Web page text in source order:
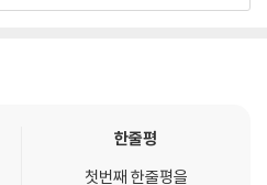
오고 있어 언제든 친숙하게 접할 수
한줄평
첫번째 한줄평을